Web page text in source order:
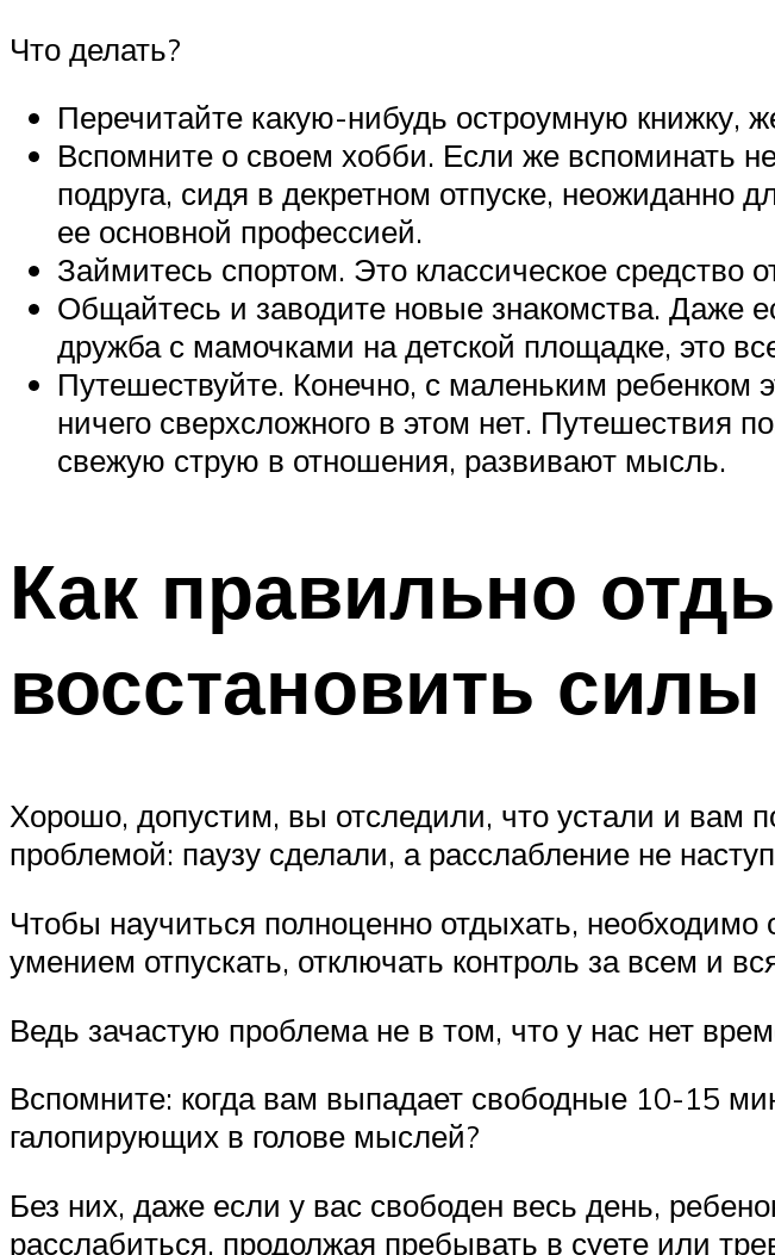
Что делать?
Перечитайте какую-нибудь остроумную книжку,
Вспомните о своем хобби. Если же вспоминать
подруга, сидя в декретном отпуске, неожиданно
ее основной профессией.
Займитесь спортом. Это классическое средство
Общайтесь и заводите новые знакомства. Даже
дружба с мамочками на детской площадке, это
Путешествуйте. Конечно, с маленьким ребенком
ничего сверхсложного в этом нет. Путешествия
свежую струю в отношения, развивают мысль.
Как правильно
восстановить силы
Хорошо, допустим, вы отследили, что устали и вам
проблемой: паузу сделали, а расслабление не
Чтобы научиться полноценно отдыхать, необходимо
умением отпускать, отключать контроль за всем и
Ведь зачастую проблема не в том, что у нас нет
Вспомните: когда вам выпадает свободные 10-15
галопирующих в голове мыслей?
Без них, даже если у вас свободен весь день,
расслабиться, продолжая пребывать в суете или